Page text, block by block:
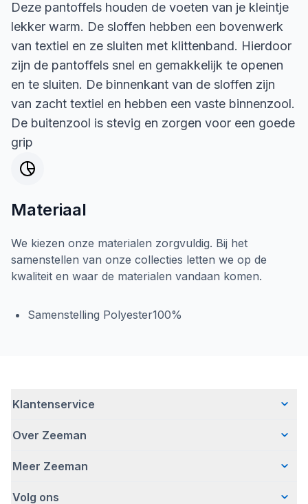
Deze pantoffels houden de voeten van je kleintje
lekker warm. De sloffen hebben een bovenwerk
van textiel en ze sluiten met klittenband. Hierdoor
zijn de pantoffels snel en gemakkelijk te openen
en te sluiten. De binnenkant van de sloffen zijn
van zacht textiel en hebben een vaste binnenzool.
De buitenzool is stevig en zorgen voor een goede
grip
Materiaal
We kiezen onze materialen zorgvuldig. Bij het
samenstellen van onze collecties letten we op de
kwaliteit en waar de materialen vandaan komen.
Samenstelling Polyester100%
Klantenservice
Veelgestelde vragen
Bezorgen
Over Zeeman
Wie wij zijn
Meer Zeeman
Veiligheidswaarschuwing
Volg ons